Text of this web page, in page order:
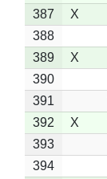
387
X
388
389
X
390
391
392
X
393
394